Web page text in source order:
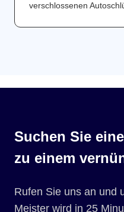
verschlossenen
Suchen Sie
zu einem
Rufen Sie uns an und
Meister wird in 25